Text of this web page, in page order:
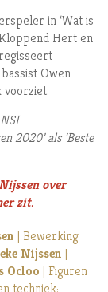
in ‘Wat is
Kloppend Hert en
Owen
voorziet.
2020’ als ‘Beste
over
zit.
| Bewerking
Nijssen |
Ocloo | Figuren
techniek: